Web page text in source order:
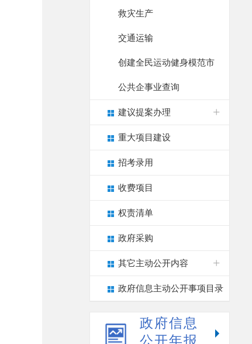
救灾生产
交通运输
创建全民运动健身模范市
公共企事业查询
建议提案办理
重大项目建设
招考录用
收费项目
权责清单
政府采购
其它主动公开内容
政府信息主动公开事项目录
政府信息
公开年报